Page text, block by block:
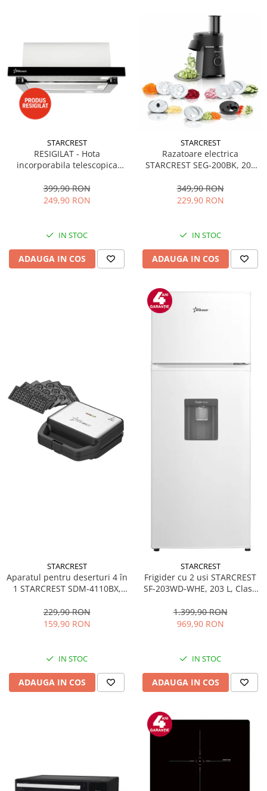
STARCREST
RESIGILAT - Hota
incorporabila telescopica
Putere de absorbtie 550 m3/h,
1 Motor, 2 Trepte putere, 60
399,90 RON
249,90 RON
IN STOC
ADAUGA IN COS
STARCREST
Razatoare electrica
STARCREST SEG-200BK, 200
349,90 RON
229,90 RON
IN STOC
ADAUGA IN COS
STARCREST
Aparatul pentru deserturi 4 în
1 STARCREST SDM-4110BX,
invelis ceramic pentru vafe,
nuci, gogosi si smile
229,90 RON
159,90 RON
IN STOC
ADAUGA IN COS
STARCREST
Frigider cu 2 usi STARCREST
SF-203WD-WHE, 203 L, Clasa
Termostat Ajustabil, Usi
reversibile, H 145 cm, Alb
1.399,90 RON
969,90 RON
IN STOC
ADAUGA IN COS